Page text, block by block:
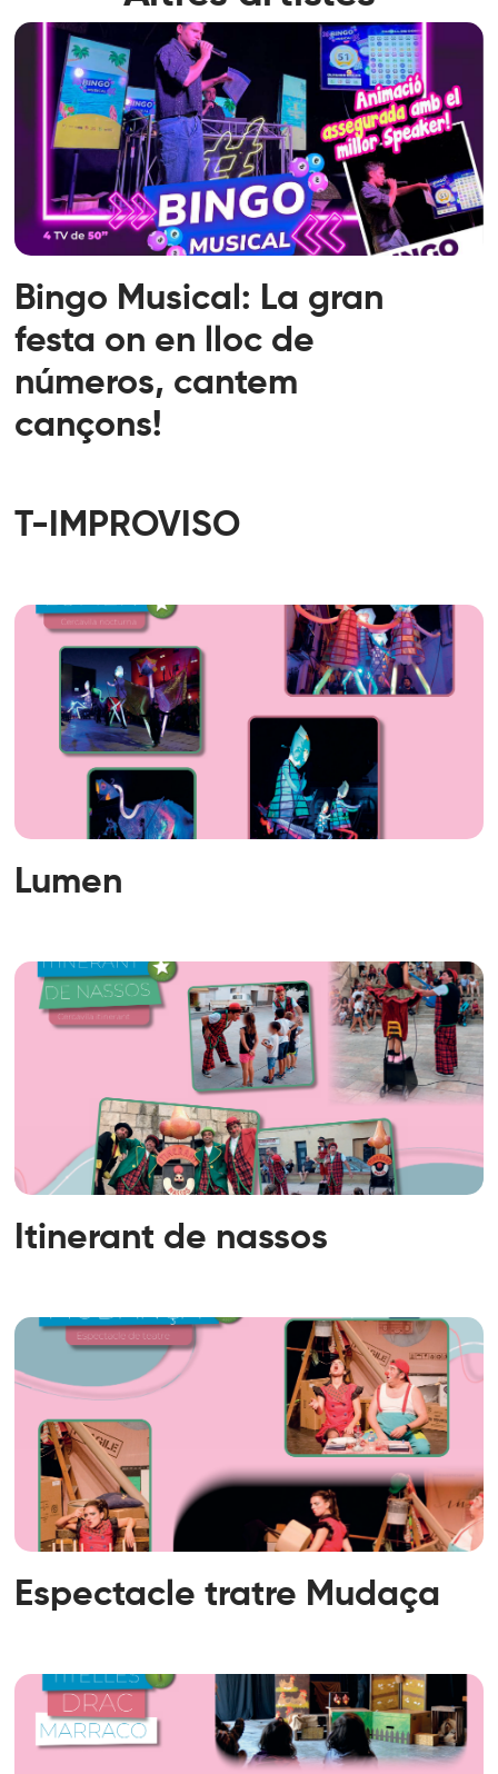
Bingo Musical: La gran
festa on en lloc de
números, cantem
cançons!
T-IMPROVISO
Lumen
Itinerant de nassos
Espectacle tratre Mudaça